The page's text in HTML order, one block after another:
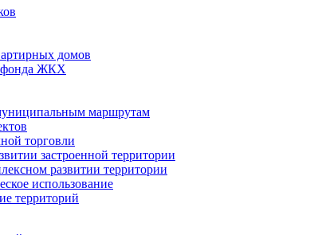
домов
фонда ЖКХ
маршрутам
торговли
застроенной территории
развитии территории
использование
территорий